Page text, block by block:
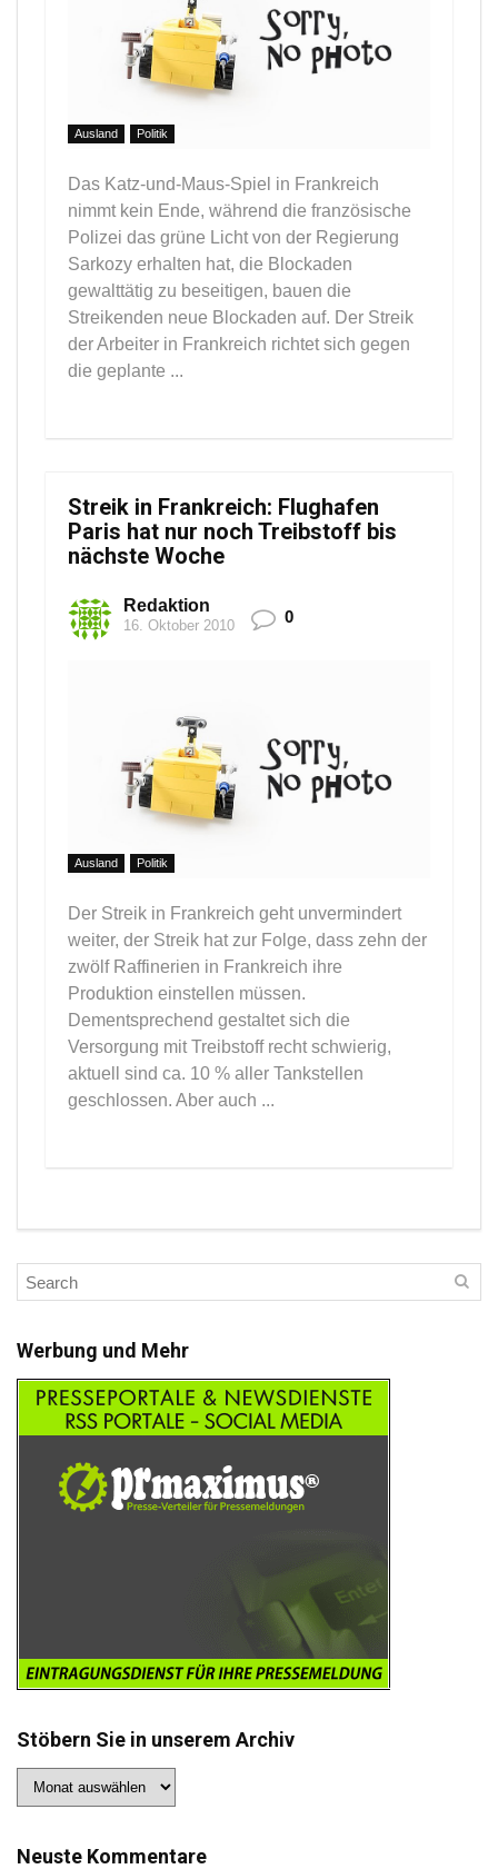
Ausland Politik
Das Katz-und-Maus-Spiel in Frankreich
nimmt kein Ende, während die französische
Polizei das grüne Licht von der Regierung
Sarkozy erhalten hat, die Blockaden
gewalttätig zu beseitigen, bauen die
Streikenden neue Blockaden auf. Der Streik
der Arbeiter in Frankreich richtet sich gegen
die geplante ...
Streik in Frankreich: Flughafen
Paris hat nur noch Treibstoff bis
nächste Woche
Redaktion
16. Oktober 2010 0
Ausland Politik
Der Streik in Frankreich geht unvermindert
weiter, der Streik hat zur Folge, dass zehn der
zwölf Raffinerien in Frankreich ihre
Produktion einstellen müssen.
Dementsprechend gestaltet sich die
Versorgung mit Treibstoff recht schwierig,
aktuell sind ca. 10 % aller Tankstellen
geschlossen. Aber auch ...
Werbung und Mehr
Stöbern Sie in unserem Archiv
Sie
Archiv
Neuste Kommentare